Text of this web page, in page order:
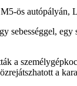
ös autópályán,
sebességgel,
a
a